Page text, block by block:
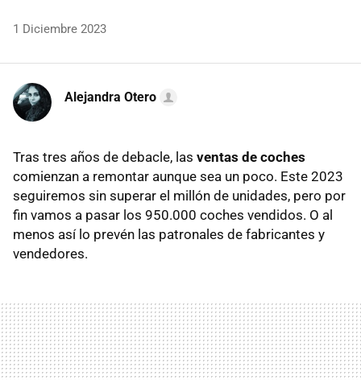
1 Diciembre 2023
Alejandra Otero
Tras tres años de debacle, las ventas de coches
comienzan a remontar aunque sea un poco. Este 2023
seguiremos sin superar el millón de unidades, pero por
fin vamos a pasar los 950.000 coches vendidos. O al
menos así lo prevén las patronales de fabricantes y
vendedores.